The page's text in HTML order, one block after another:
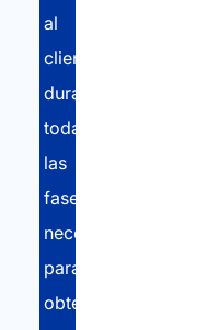
al
cliente
durante
todas
las
fases
necesarias
para
obtener